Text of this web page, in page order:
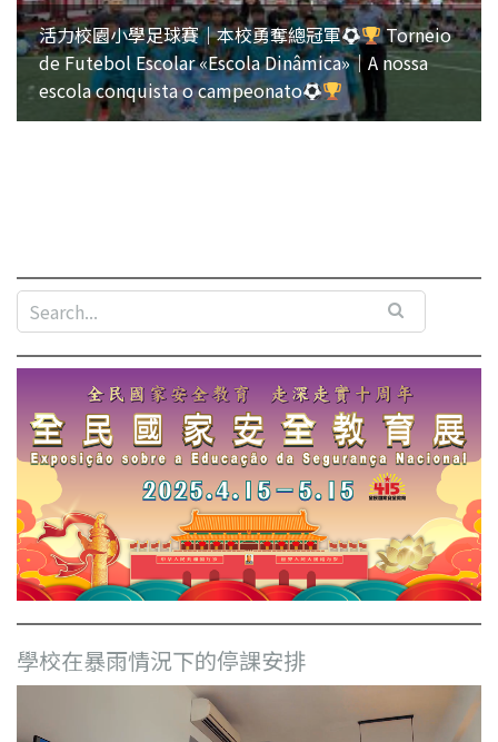
活力校園小學足球賽｜本校勇奪總冠軍
Torneio
de Futebol Escolar «Escola Dinâmica»｜A nossa
escola conquista o campeonato
學校在暴雨情況下的停課安排